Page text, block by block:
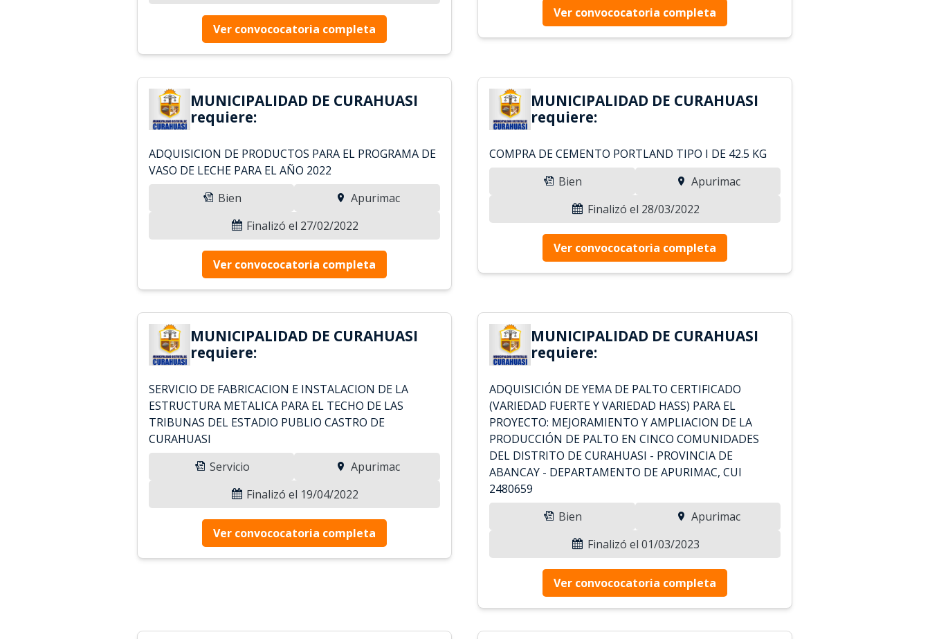
Ver convococatoria completa
Ver convococatoria completa
MUNICIPALIDAD DE CURAHUASI
requiere:
ADQUISICION DE PRODUCTOS PARA EL PROGRAMA DE
VASO DE LECHE PARA EL AÑO 2022
Bien
Apurimac
Finalizó el 27/02/2022
Ver convococatoria completa
MUNICIPALIDAD DE CURAHUASI
requiere:
COMPRA DE CEMENTO PORTLAND TIPO I DE 42.5 KG
Bien
Apurimac
Finalizó el 28/03/2022
Ver convococatoria completa
MUNICIPALIDAD DE CURAHUASI
requiere:
SERVICIO DE FABRICACION E INSTALACION DE LA
ESTRUCTURA METALICA PARA EL TECHO DE LAS
TRIBUNAS DEL ESTADIO PUBLIO CASTRO DE
CURAHUASI
Servicio
Apurimac
Finalizó el 19/04/2022
Ver convococatoria completa
MUNICIPALIDAD DE CURAHUASI
requiere:
ADQUISICIÓN DE YEMA DE PALTO CERTIFICADO
(VARIEDAD FUERTE Y VARIEDAD HASS) PARA EL
PROYECTO: MEJORAMIENTO Y AMPLIACION DE LA
PRODUCCIÓN DE PALTO EN CINCO COMUNIDADES
DEL DISTRITO DE CURAHUASI - PROVINCIA DE
ABANCAY - DEPARTAMENTO DE APURIMAC, CUI
2480659
Bien
Apurimac
Finalizó el 01/03/2023
Ver convococatoria completa